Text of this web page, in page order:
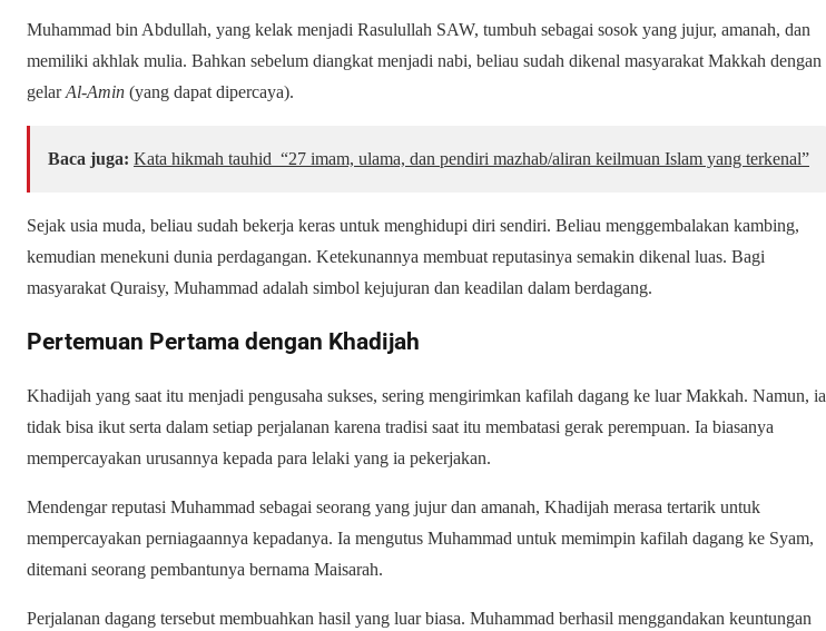
Muhammad bin Abdullah, yang kelak menjadi Rasulullah SAW, tumbuh sebagai sosok yang jujur, amanah, dan
memiliki akhlak mulia. Bahkan sebelum diangkat menjadi nabi, beliau sudah dikenal masyarakat Makkah dengan
gelarAl-Amin (yang dapat dipercaya).
Baca juga: Kata hikmah tauhid “27 imam, ulama, dan pendiri mazhab/aliran keilmuan Islam yang terkenal”
Sejak usia muda, beliau sudah bekerja keras untuk menghidupi diri sendiri. Beliau menggembalakan kambing,
kemudian menekuni dunia perdagangan. Ketekunannya membuat reputasinya semakin dikenal luas. Bagi
masyarakat Quraisy, Muhammad adalah simbol kejujuran dan keadilan dalam berdagang.
Pertemuan Pertama dengan Khadijah
Khadijah yang saat itu menjadi pengusaha sukses, sering mengirimkan kafilah dagang ke luar Makkah. Namun, ia
tidak bisa ikut serta dalam setiap perjalanan karena tradisi saat itu membatasi gerak perempuan. Ia biasanya
mempercayakan urusannya kepada para lelaki yang ia pekerjakan.
Mendengar reputasi Muhammad sebagai seorang yang jujur dan amanah, Khadijah merasa tertarik untuk
mempercayakan perniagaannya kepadanya. Ia mengutus Muhammad untuk memimpin kafilah dagang ke Syam,
ditemani seorang pembantunya bernama Maisarah.
Perjalanan dagang tersebut membuahkan hasil yang luar biasa. Muhammad berhasil menggandakan keuntungan